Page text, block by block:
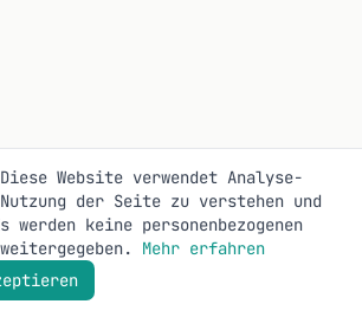
Diese Website verwendet Analyse-
der Seite zu verstehen und
werden keine personenbezogenen
Mehr erfahren